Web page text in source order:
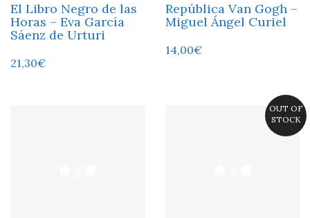
El Libro Negro de las
Horas – Eva García
Sáenz de Urturi
21,30€
República Van Gogh –
Miguel Ángel Curiel
14,00€
OUT OF
STOCK